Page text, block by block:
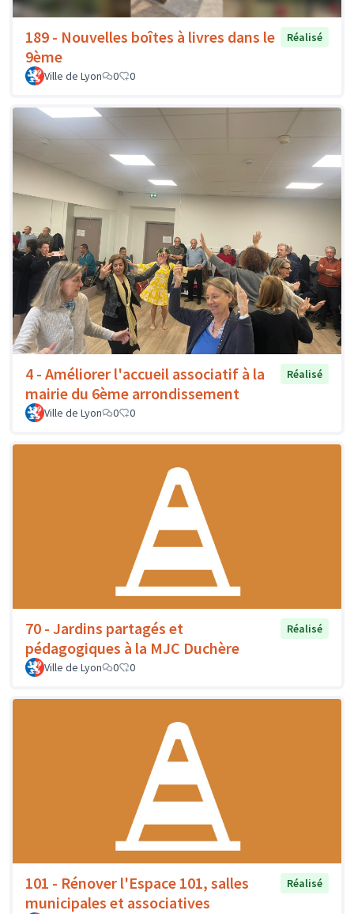
189 - Nouvelles boîtes à livres dans le
9ème
Réalisé
Ville de Lyon 0 0
4 - Améliorer l'accueil associatif à la
mairie du 6ème arrondissement
Réalisé
Ville de Lyon 0 0
70 - Jardins partagés et
pédagogiques à la MJC Duchère
Réalisé
Ville de Lyon 0 0
101 - Rénover l'Espace 101, salles
municipales et associatives
Réalisé